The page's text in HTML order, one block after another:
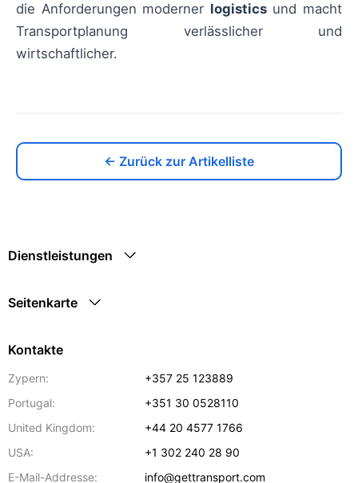
die Anforderungen moderner logisticsund macht
Transportplanung verlässlicher und
wirtschaftlicher.
← Zurück zur Artikelliste
Dienstleistungen
Seitenkarte
Kontakte
Zypern:
+357 25 123889
Portugal:
+351 30 0528110
United Kingdom:
+44 20 4577 1766
USA:
+1 302 240 28 90
E-Mail-Addresse:
info@gettransport.com